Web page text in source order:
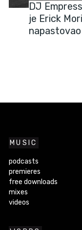
DJ
je Erick
napastovao
MUSIC
podcasts
premieres
free downloads
mixes
videos